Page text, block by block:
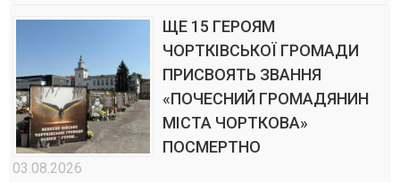
ЩЕ 15 ГЕРОЯМ
ЧОРТКІВСЬКОЇ ГРОМАДИ
ПРИСВОЯТЬ ЗВАННЯ
«ПОЧЕСНИЙ ГРОМАДЯНИН
МІСТА ЧОРТКОВА»
ПОСМЕРТНО
03.08.2026